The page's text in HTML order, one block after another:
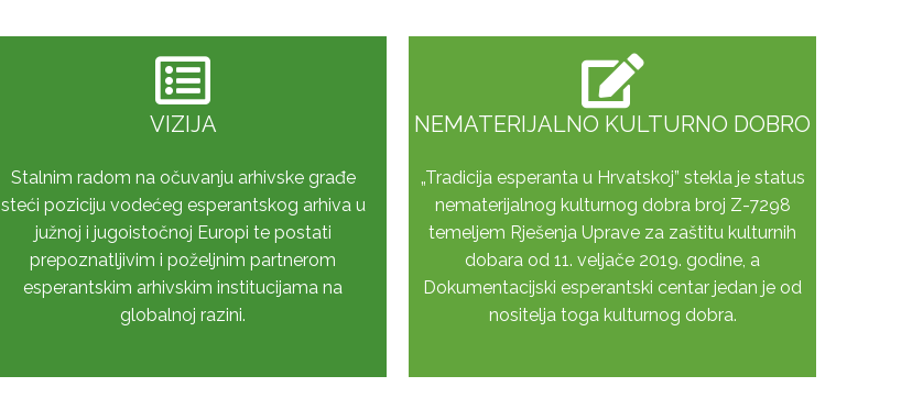
VIZIJA
Stalnim radom na očuvanju arhivske građe
steći poziciju vodećeg esperantskog arhiva u
južnoj i jugoistočnoj Europi te postati
prepoznatljivim i poželjnim partnerom
esperantskim arhivskim institucijama na
globalnoj razini.
NEMATERIJALNO KULTURNO DOBRO
„Tradicija esperanta u Hrvatskoj” stekla je status
nematerijalnog kulturnog dobra broj Z-7298
temeljem Rješenja Uprave za zaštitu kulturnih
dobara od 11. veljače 2019. godine, a
Dokumentacijski esperantski centar jedan je od
nositelja toga kulturnog dobra.